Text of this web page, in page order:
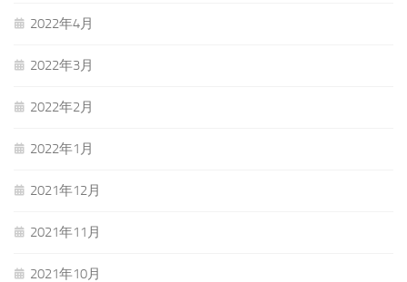
2022年4月
2022年3月
2022年2月
2022年1月
2021年12月
2021年11月
2021年10月